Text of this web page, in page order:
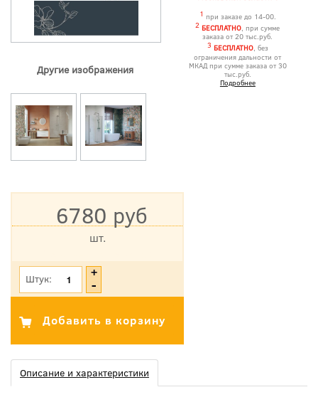
Другие изображения
1 при заказе до 14-00.
2 БЕСПЛАТНО, при сумме
заказа от 20 тыс.руб.
3 БЕСПЛАТНО, без
ограничения дальности от
МКАД при сумме заказа от 30
тыс.руб.
Подробнее
6780 руб
шт.
Штук:
Описание и характеристики